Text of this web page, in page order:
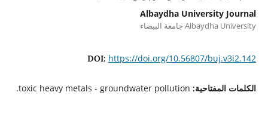
Albaydha University Journal
Albaydha University جامعة البيضاء
DOI: https://doi.org/10.56807/buj.v3i2.142
الكلمات المفتاحية: toxic heavy metals - groundwater pollution.